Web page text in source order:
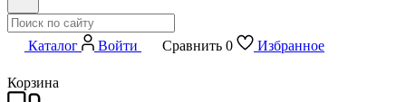
Каталог Войти Сравнить 0 Избранное
Корзина